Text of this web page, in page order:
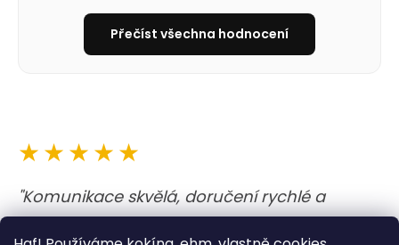
Přečíst všechna hodnocení
★★★★★
"Komunikace skvělá, doručení rychlé a
obojek i vodítko nejen krásné, ale i kvalitně